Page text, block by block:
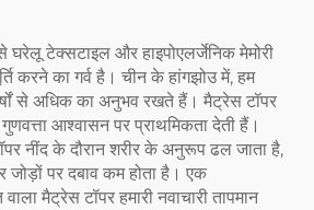
घरेलू टेक्सटाइल और हाइपोएलर्जेनिक मेमोरी
करने का गर्व है। चीन के हांगझोउ में, हम
से अधिक का अनुभव रखते हैं। मैट्रेस टॉपर
आश्वासन पर प्राथमिकता देती हैं।
नींद के दौरान शरीर के अनुरूप ढल जाता है,
जोड़ों पर दबाव कम होता है। एक
मैट्रेस टॉपर हमारी नवाचारी तापमान